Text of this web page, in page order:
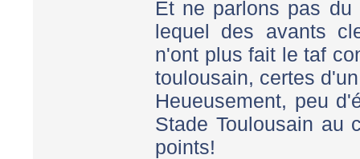
Et ne parlons pas du
lequel des avants
n'ont plus fait le taf
toulousain, certes
Heueusement, peu
Stade Toulousain au
points!